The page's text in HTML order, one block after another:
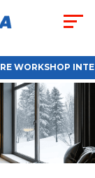
WORKSHOP